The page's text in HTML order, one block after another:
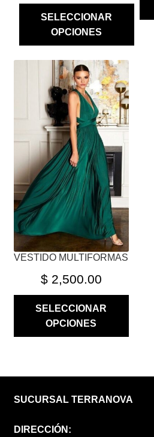
$ 3,980.00.
SELECCIONAR
OPCIONES
VESTIDO MULTIFORMAS
$2,500.00
SELECCIONAR
OPCIONES
PRODUCTO
MÚLTIPLES
VARIANTES.
LAS
OPCIONES
SE
PUEDEN
ELEGIR
EN
LA
PÁGINA
DE
PRODUCTO
SUCURSAL TERRANOVA
DIRECCIÓN: